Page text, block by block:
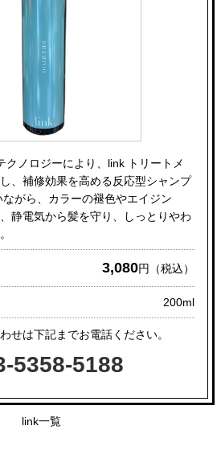
クノロジーにより、link トリートメ
、補修効果を高める反応型シャンプ
がら、カラーの褪色やエイジン
静電気から髪を守り、しっとりやわ
3,080円（税込）
200ml
せは下記までお電話ください。
5358-5188
link一覧